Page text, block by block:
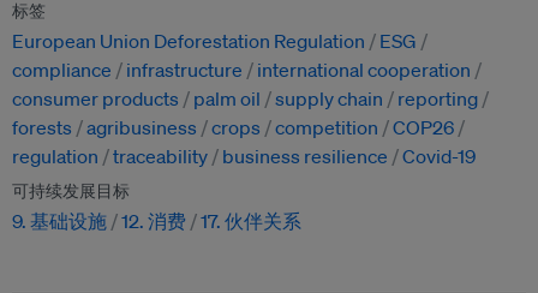
标签
European Union Deforestation Regulation
ESG
compliance
infrastructure
international cooperation
consumer products
palm oil supply chain
reporting
forests
agribusiness crops competition
COP26
regulation
traceability business resilience Covid-19
可持续发展目标
9. 基础设施 12. 消费 17. 伙伴关系